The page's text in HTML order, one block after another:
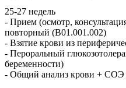
25-27 недель
- Прием (осмотр,
повторный (B01.001.002)
- Взятие крови из
- Пероральный
беременности)
- Общий анализ крови + СОЭ